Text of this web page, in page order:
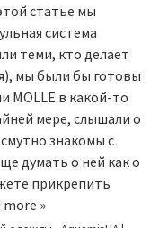
статье мы
система
теми, кто делает
мы были бы готовы
MOLLE в какой-то
мере, слышали о
знакомы с
думать о ней как о
прикрепить
more »